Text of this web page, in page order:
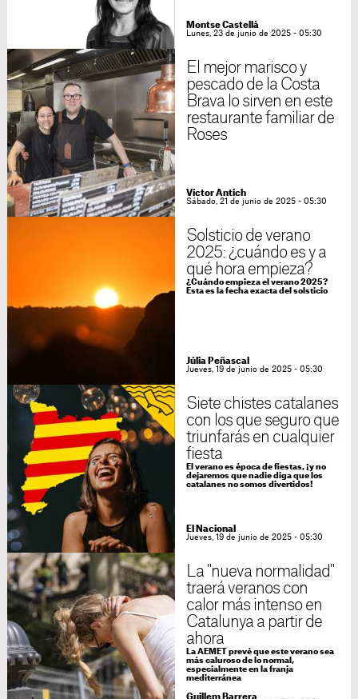
Montse Castellà
Lunes, 23 de junio de 2025 - 05:30
El mejor marisco y
pescado de la Costa
Brava lo sirven en este
restaurante familiar de
Roses
Víctor Antich
Sábado, 21 de junio de 2025 - 05:30
Solsticio de verano
2025: ¿cuándo es y a
qué hora empieza?
¿Cuándo empieza el verano 2025?
Esta es la fecha exacta del solsticio
Júlia Peñascal
Jueves, 19 de junio de 2025 - 05:30
Siete chistes catalanes
con los que seguro que
triunfarás en cualquier
fiesta
El verano es época de fiestas, ¡y no
dejaremos que nadie diga que los
catalanes no somos divertidos!
El Nacional
Jueves, 19 de junio de 2025 - 05:30
La "nueva normalidad"
traerá veranos con
calor más intenso en
Catalunya a partir de
ahora
La AEMET prevé que este verano sea
más caluroso de lo normal,
especialmente en la franja
mediterránea
Guillem Barrera